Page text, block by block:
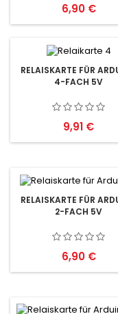
Preis
6,90 €
RELAISKARTE FÜR
4-FACH 5V
Preis
9,91 €
RELAISKARTE FÜR
2-FACH 5V
Preis
6,90 €